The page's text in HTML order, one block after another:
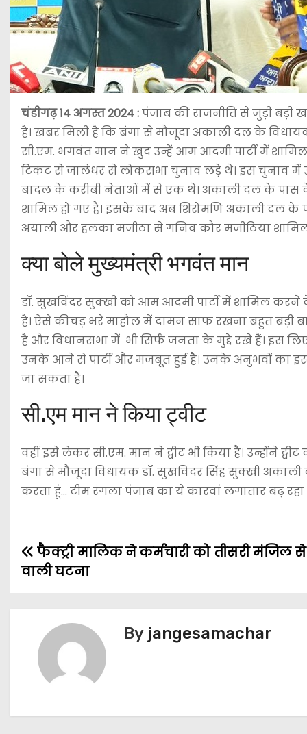
चंडीगढ़ 14 अगस्त 2024 :पंजाब की राजनीति से जुड़ी
है। खबर मिली है कि बंगा से मौजूदा अकाली दल के
सी.एम. भगवंत मान ने खुद उन्हें आम आदमी पार्टी में
टिकट से जालंधर से लोकसभा चुनाव लड़े थे। इस चुनाव में
बादल के करीबी नेताओं में से एक थे। अकाली दल के पास
शामिल हो गए हैं। इसके बाद अब शिरोमणि अकाली दल के
अयाली और हलका मजीठा से गनिव कौर मजीठिया
क्या बोले मुख्यमंत्री भगवंत मान
डॉ. सुखविंदर सुक्खी को आम आदमी पार्टी में शामिल करने
है। ऐसे कीचड़ भरे माहौल में दामन साफ रखना बहुत बड़ी
है और विधानसभा में भी सिर्फ जनता के मुद्दे रखे हैं। इस
उनके आने से पार्टी और मजबूत हुई है। उनके अनुभवों का
जा सकता है।
सी.एम मान ने किया ट्वीट
वहीं इसे लेकर सी.एम. मान ने ट्वीट भी किया है। उन्होंने
बंगा से मौजूदा विधायक डॉ. सुखविंदर सिंह सुक्खी अकाली
करता हूं… टीम रंगला पंजाब का ये कारवां लगातार बढ़ रहा
फैक्ट्री मालिक ने कर्मचारी को तीसरी मंजिल
वाली घटना
By jangesamachar